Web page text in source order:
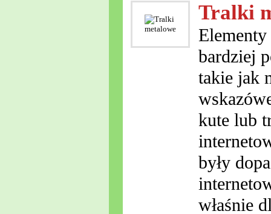
Tralki
Elementy
bardziej
takie jak
kute lub
były
właśnie